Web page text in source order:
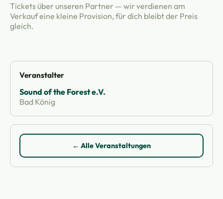
Tickets über unseren Partner — wir verdienen am
Verkauf eine kleine Provision, für dich bleibt der Preis
gleich.
Veranstalter
Sound of the Forest e.V.
Bad König
← Alle Veranstaltungen